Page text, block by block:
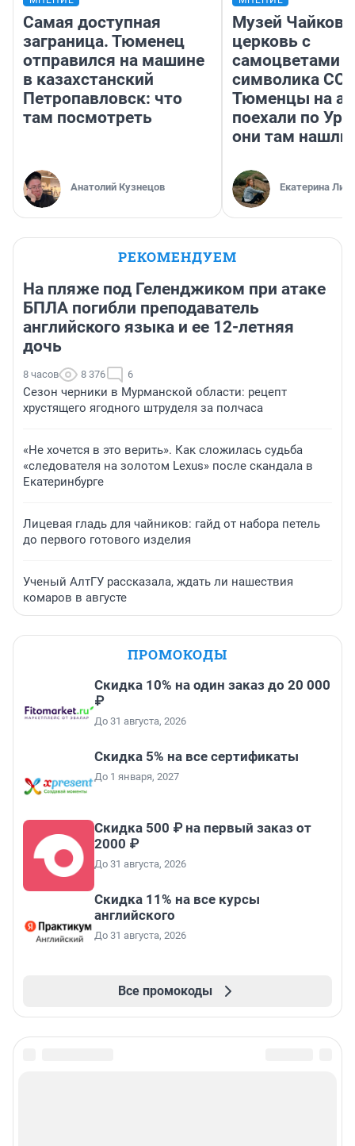
Самая доступная
заграница. Тюменец
отправился на машине
в казахстанский
Петропавловск: что
там посмотреть
Анатолий Кузнецов
Музей
церковь с
самоцветами
символика
Тюменцы на
поехали по
они там нашли
Екатерина
РЕКОМЕНДУЕМ
На пляже под Геленджиком при атаке
БПЛА погибли преподаватель
английского языка и ее 12-летняя
дочь
8 часов 8 376 6
Сезон черники в Мурманской области: рецепт
хрустящего ягодного штруделя за полчаса
«Не хочется в это верить». Как сложилась судьба
«следователя на золотом Lexus» после скандала в
Екатеринбурге
Лицевая гладь для чайников: гайд от набора петель
до первого готового изделия
Ученый АлтГУ рассказала, ждать ли нашествия
комаров в августе
ПРОМОКОДЫ
Скидка 10% на один заказ до 20 000
₽
До 31 августа, 2026
Скидка 5% на все сертификаты
До 1 января, 2027
Скидка 500 ₽ на первый заказ от
2000 ₽
До 31 августа, 2026
Скидка 11% на все курсы
английского
До 31 августа, 2026
Все промокоды